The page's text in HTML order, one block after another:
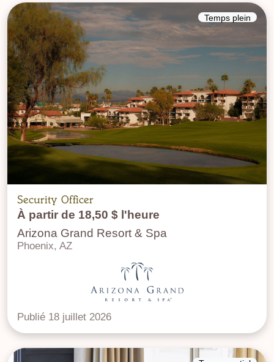
Temps plein
Security Officer
À partir de 18,50 $ l'heure
Arizona Grand Resort & Spa
Phoenix, AZ
Publié 18 juillet 2026